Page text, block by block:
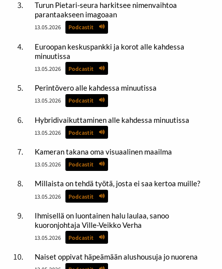
Turun Pietari-seura harkitsee nimenvaihtoa
parantaakseen imagoaan
13.05.2026 Podcastit
Euroopan keskuspankki ja korot alle kahdessa
minuutissa
13.05.2026 Podcastit
Perintövero alle kahdessa minuutissa
13.05.2026 Podcastit
Hybridivaikuttaminen alle kahdessa minuutissa
13.05.2026 Podcastit
Kameran takana oma visuaalinen maailma
13.05.2026 Podcastit
Millaista on tehdä työtä, josta ei saa kertoa muille?
13.05.2026 Podcastit
Ihmisellä on luontainen halu laulaa, sanoo
kuoronjohtaja Ville-Veikko Verha
13.05.2026 Podcastit
Naiset oppivat häpeämään alushousuja jo nuorena